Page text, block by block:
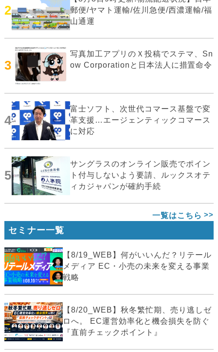
2
郵便/ヤマト運輸/佐川急便/西濃運輸/福
山通運
3
写真加工アプリのＸ投稿でステマ、Sn
ow Corporationと日本法人に措置命令
4
富士ソフト、次世代コマース基盤で変
革支援…エージェンティックコマース
に対応
5
サングラスのオンライン販売でポイン
ト付与しないよう要請、ルックスオテ
ィカジャパンが確約手続
一覧はこちら
セミナー一覧
【8/19_WEB】何がいいんだ？リテール
メディア EC・小売の未来を変える事業
戦略
【8/20_WEB】秋冬繁忙期、売り逃しゼ
ロへ。 EC運営効率化と機会損失を防ぐ
『直前チェックポイント』